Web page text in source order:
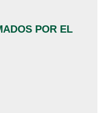
POR EL